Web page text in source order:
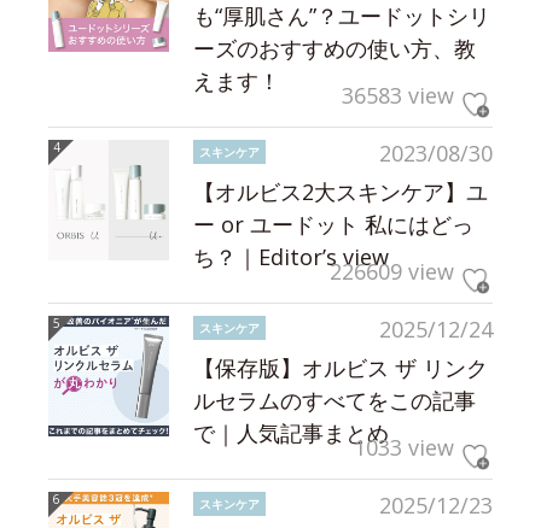
も“厚肌さん”？ユードットシリ
ーズのおすすめの使い方、教
えます！
36583 view
2023/08/30
スキンケア
【オルビス2大スキンケア】ユ
ー or ユードット 私にはどっ
ち？｜Editor’s view226609 view
2025/12/24
スキンケア
【保存版】オルビス ザ リンク
ルセラムのすべてをこの記事
で｜人気記事まとめ1033 view
2025/12/23
スキンケア